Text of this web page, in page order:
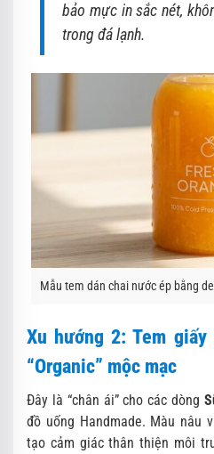
bảo mực in sắc nét,
trong đá lạnh.
Mẫu tem dán chai nước ép bằng
Xu hướng 2: Tem
“Organic” mộc mạc
Đây là “chân ái” cho các dòng
đồ uống Handmade. Màu nâu
tạo cảm giác thân thiện môi